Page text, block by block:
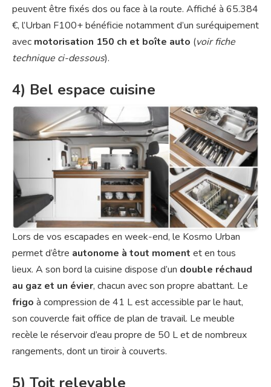
peuvent être fixés dos ou face à la route. Affiché à 65.384
€, l’Urban F100+ bénéficie notamment d’un suréquipement
avec motorisation 150 ch et boîte auto (voir fiche
technique ci-dessous).
4) Bel espace cuisine
Lors de vos escapades en week-end, le Kosmo Urban
permet d’être autonome à tout moment et en tous
lieux. A son bord la cuisine dispose d’un double réchaud
au gaz et un évier, chacun avec son propre abattant. Le
frigo à compression de 41 L est accessible par le haut,
son couvercle fait office de plan de travail. Le meuble
recèle le réservoir d’eau propre de 50 L et de nombreux
rangements, dont un tiroir à couverts.
5) Toit relevable